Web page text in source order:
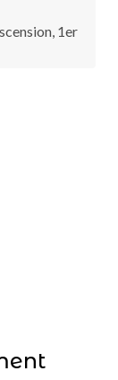
1er